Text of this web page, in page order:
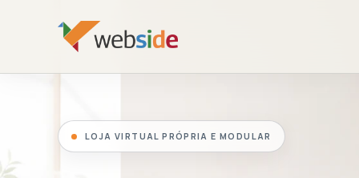
LOJA VIRTUAL PRÓPRIA E MODULAR